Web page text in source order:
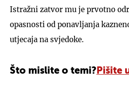
Istražni zatvor mu je prvotno
opasnosti od ponavljanja
utjecaja na svjedoke.
Što mislite o temi? Pišite